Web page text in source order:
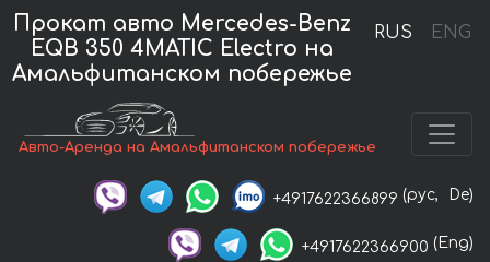
RUS ENG
Прокат авто Mercedes-Benz
EQB 350 4MATIC Electro на
Амальфитанском побережье
Авто-Аренда на Амальфитанском побережье
+4917622366899 (рус, De)
+4917622366900 (Eng)